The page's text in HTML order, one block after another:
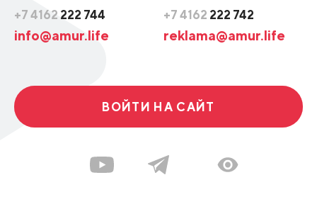
+7 4162 222 744
info@amur.life
+7 4162 222 742
reklama@amur.life
ВОЙТИ НА САЙТ